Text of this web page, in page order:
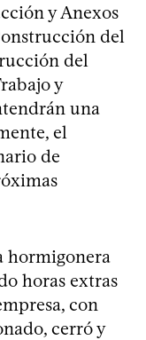
y Anexos
del
del
y
una
el
de
hormigonera
horas extras
con
cerró y